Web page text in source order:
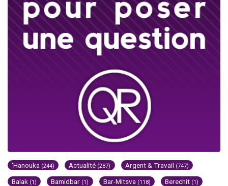
'Hanouka (244) Actualité (287) Argent & Travail (747)
Balak (1) Bamidbar (1) Bar-Mitsva (118) Berechit (1)